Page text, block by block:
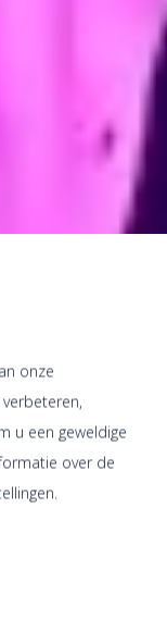
onze
u een geweldige
over de